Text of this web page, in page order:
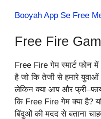
Booyah App Se Free
Free Fire
Free Fire गेम स्मार्ट फोन
है जो कि तेजी से हमारे युवाओं
लेकिन क्या आप और
कि Free Fire गेम क्या है?
बिंदुओं की मदद से बताना